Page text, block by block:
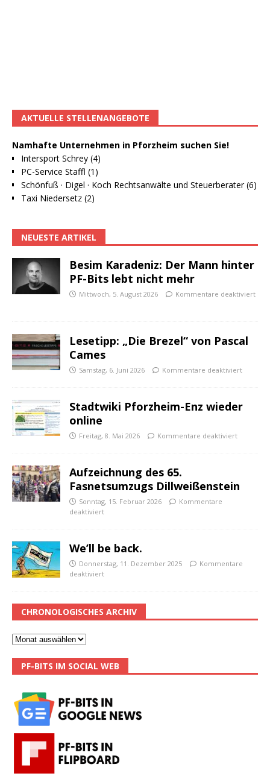
AKTUELLE STELLENANGEBOTE
Namhafte Unternehmen in Pforzheim suchen Sie!
Intersport Schrey (4)
PC-Service Staffl (1)
Schönfuß · Digel · Koch Rechtsanwälte und Steuerberater (6)
Taxi Niedersetz (2)
NEUESTE ARTIKEL
Besim Karadeniz: Der Mann hinter
PF-Bits lebt nicht mehr
Mittwoch, 5. August 2026 Kommentare deaktiviert
Lesetipp: „Die Brezel“ von Pascal
Cames
Samstag, 6. Juni 2026 Kommentare deaktiviert
Stadtwiki Pforzheim-Enz wieder
online
Freitag, 8. Mai 2026 Kommentare deaktiviert
Aufzeichnung des 65.
Fasnetsumzugs Dillweißenstein
Sonntag, 15. Februar 2026
Kommentare
deaktiviert
We’ll be back.
Donnerstag, 11. Dezember 2025
Kommentare
deaktiviert
CHRONOLOGISCHES ARCHIV
PF-BITS IM SOCIAL WEB